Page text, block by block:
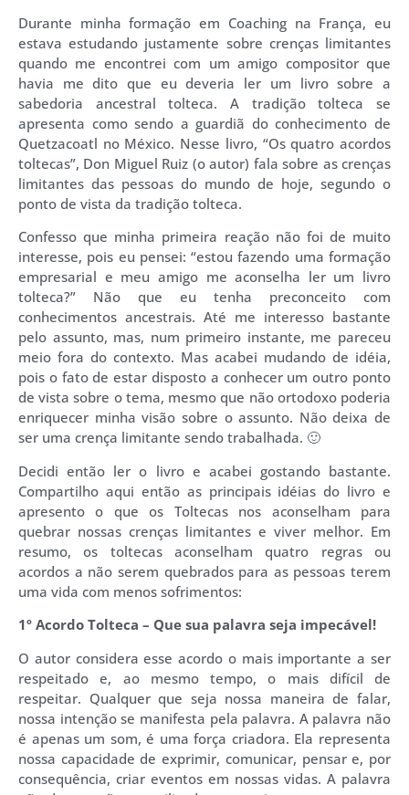
Durante minha formação em Coaching na França, eu
estava estudando justamente sobre crenças limitantes
quando me encontrei com um amigo compositor que
havia me dito que eu deveria ler um livro sobre a
sabedoria ancestral tolteca. A tradição tolteca se
apresenta como sendo a guardiã do conhecimento de
Quetzacoatl no México. Nesse livro, “Os quatro acordos
toltecas”, Don Miguel Ruiz (o autor) fala sobre as crenças
limitantes das pessoas do mundo de hoje, segundo o
ponto de vista da tradição tolteca.
Confesso que minha primeira reação não foi de muito
interesse, pois eu pensei: “estou fazendo uma formação
empresarial e meu amigo me aconselha ler um livro
tolteca?” Não que eu tenha preconceito com
conhecimentos ancestrais. Até me interesso bastante
pelo assunto, mas, num primeiro instante, me pareceu
meio fora do contexto. Mas acabei mudando de idéia,
pois o fato de estar disposto a conhecer um outro ponto
de vista sobre o tema, mesmo que não ortodoxo poderia
enriquecer minha visão sobre o assunto. Não deixa de
ser uma crença limitante sendo trabalhada. 🙂
Decidi então ler o livro e acabei gostando bastante.
Compartilho aqui então as principais idéias do livro e
apresento o que os Toltecas nos aconselham para
quebrar nossas crenças limitantes e viver melhor. Em
resumo, os toltecas aconselham quatro regras ou
acordos a não serem quebrados para as pessoas terem
uma vida com menos sofrimentos:
1º Acordo Tolteca – Que sua palavra seja impecável!
O autor considera esse acordo o mais importante a ser
respeitado e, ao mesmo tempo, o mais difícil de
respeitar. Qualquer que seja nossa maneira de falar,
nossa intenção se manifesta pela palavra. A palavra não
é apenas um som, é uma força criadora. Ela representa
nossa capacidade de exprimir, comunicar, pensar e, por
consequência, criar eventos em nossas vidas. A palavra